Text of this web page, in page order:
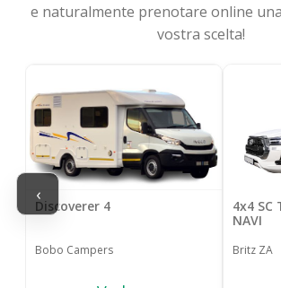
e naturalmente prenotare online
vostra scelta!
‹
Discoverer 4
Bobo Campers
4x4 SC
NAVI
Britz ZA